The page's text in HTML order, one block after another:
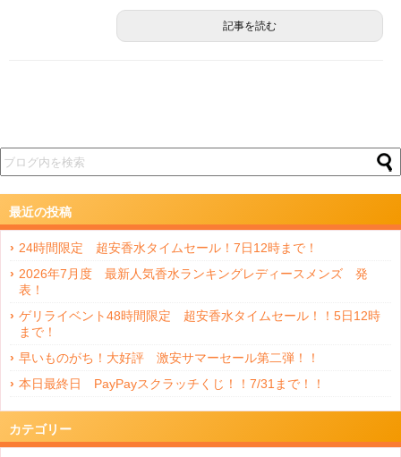
記事を読む
最近の投稿
24時間限定 超安香水タイムセール！7日12時まで！
2026年7月度 最新人気香水ランキングレディースメンズ 発
表！
ゲリライベント48時間限定 超安香水タイムセール！！5日12時
まで！
早いものがち！大好評 激安サマーセール第二弾！！
本日最終日 PayPayスクラッチくじ！！7/31まで！！
カテゴリー